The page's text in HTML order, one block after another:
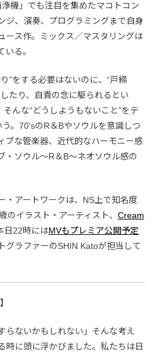
機」でも注目を集めたマコトコン
ジ、演奏、プログラミングまで自身
ース作。ミックス／マスタリングは
る。
”をする必要はないのに、“戸締
たり、自責の念に駆られるとい
そんな“どうしようもないこと”をテ
。70’sのR＆Bやソウルを意識しつ
ブな管楽器、近代的なハーモニー感
・ソウル〜R＆B〜ネオソウル感の
・アートワークは、NS上で知名度
のイラスト・アーティスト、 Cream
日22時にはMVもプレミア公開予定
グラファーのSHIN Katoが担当して
らないかもしれない」そんな考え
時に頭に浮かびました。私たちは日